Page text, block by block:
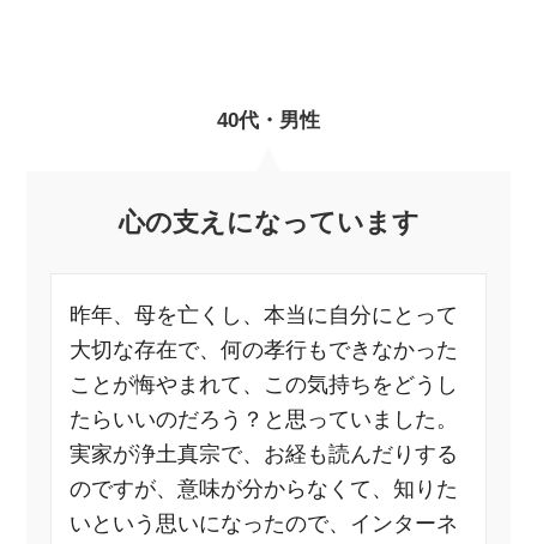
40代・男性
心の支えになっています
昨年、母を亡くし、本当に自分にとって
大切な存在で、何の孝行もできなかった
ことが悔やまれて、この気持ちをどうし
たらいいのだろう？と思っていました。
実家が浄土真宗で、お経も読んだりする
のですが、意味が分からなくて、知りた
いという思いになったので、インターネ